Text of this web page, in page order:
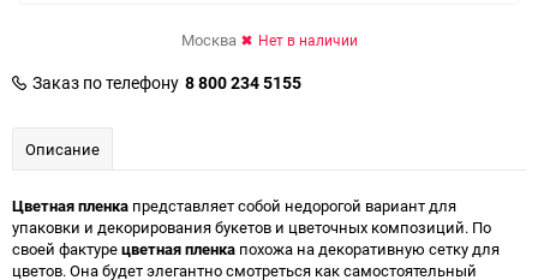
Москва Нет в наличии
Заказ по телефону 8 800 234 5155
Описание
Цветная пленка представляет собой недорогой вариант для
упаковки и декорирования букетов и цветочных композиций. По
своей фактурецветная пленка похожа на декоративную сетку для
цветов. Она будет элегантно смотреться как самостоятельный